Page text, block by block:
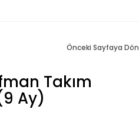
Önceki Sayfaya Dön
Takım
Ay)